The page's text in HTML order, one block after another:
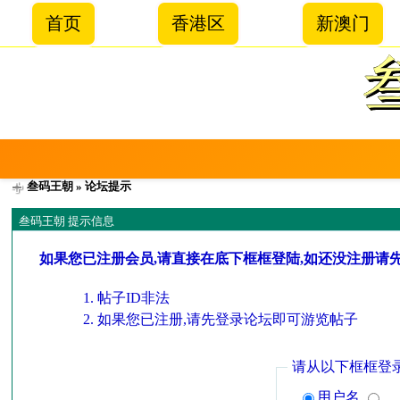
首页 香港区 新澳门
叁码王朝 » 论坛提示
叁码王朝 提示信息
如果您已注册会员,请直接在底下框框登陆,如还没注册请
帖子ID非法
如果您已注册,请先登录论坛即可游览帖子
请从以下框框登
用户名